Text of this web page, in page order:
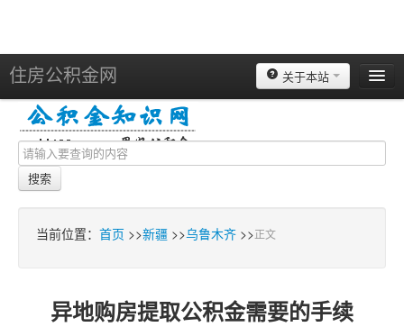
住房公积金网 关于本站
北京
上海
天津
苏州
搜索
当前位置： 首页 >>新疆 >>乌鲁木齐 >>正文
异地购房提取公积金需要的手续